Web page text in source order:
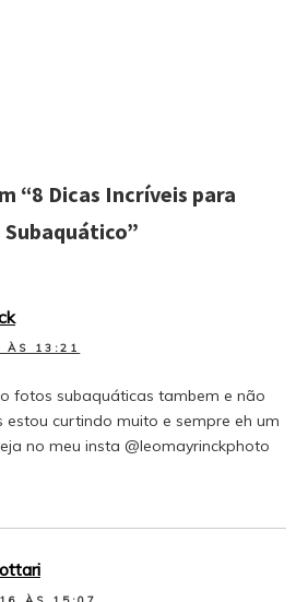
“8 Dicas Incríveis para
Subaquático”
ÀS 13:21
fotos subaquáticas tambem e não
curtindo muito e sempre eh um
no meu insta @leomayrinckphoto